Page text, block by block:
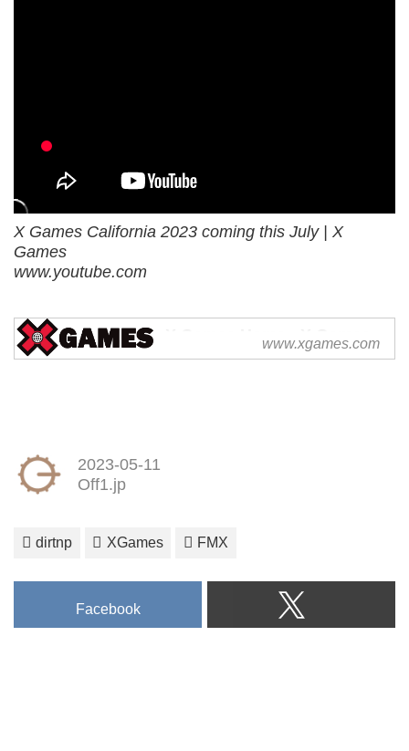
X Games California 2023 coming this July | X
Games
www.youtube.com
The ultimate destination for action
www.xgames.com
2023-05-11
Off1.jp
dirtnp XGames FMX
Facebook